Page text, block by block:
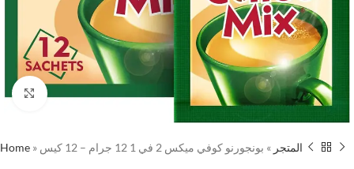
Click to enlarge
Home » المتجر » بونجورنو كوفي ميكس 2 في 1 12 جرام – 12 كيس